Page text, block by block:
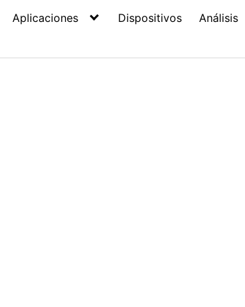
Aplicaciones Dispositivos Análisis